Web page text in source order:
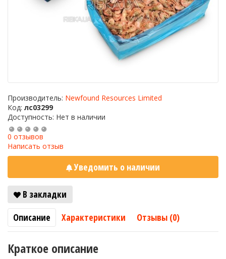
Производитель: Newfound Resources Limited
Код: лс03299
Доступность: Нет в наличии
0 отзывов
Написать отзыв
Уведомить о наличии
В закладки
Описание
Характеристики Отзывы (0)
Краткое описание